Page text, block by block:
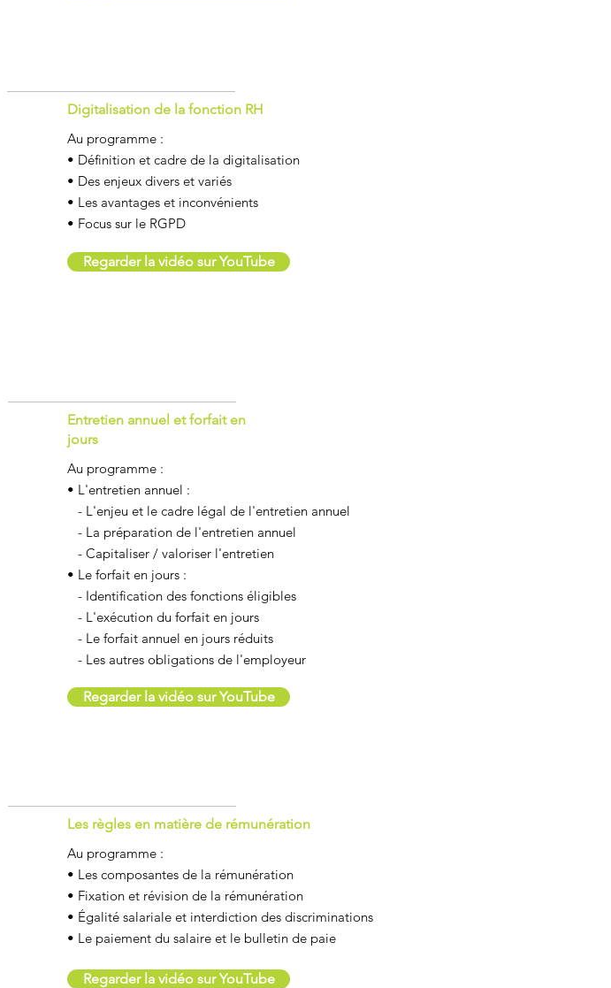
Regarder la vidéo sur YouTube
Digitalisation de la fonction RH
Au programme :
• Définition et cadre de la digitalisation
• Des enjeux divers et variés
• Les avantages et inconvénients
• Focus sur le RGPD
Entretien annuel et forfait en
jours
Au programme :
• L'entretien annuel :
- L'enjeu et le cadre légal de l'entretien annuel
- La préparation de l'entretien annuel
- Capitaliser / valoriser l'entretien
• Le forfait en jours :
- Identification des fonctions éligibles
- L'exécution du forfait en jours
- Le forfait annuel en jours réduits
- Les autres obligations de l'employeur
Regarder la vidéo sur YouTube
Les règles en matière de rémunération
Au programme :
• Les composantes de la rémunération
• Fixation et révision de la rémunération
• Égalité salariale et interdiction des discriminations
• Le paiement du salaire et le bulletin de paie
Regarder la vidéo sur YouTube